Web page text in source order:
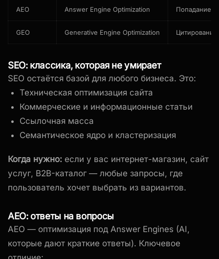
AEO Answer Engine Optimization Попадание в
GEO Generative Engine Optimization
SEO: классика, которая не умирает
SEO остаётся базой для любого бизнеса. Это:
Техническая оптимизация сайта
Коммерческие и информационные статьи
Ссылочная масса
Семантическое ядро и кластеризация
Когда нужно: если у вас интернет-магазин, сайт
услуг, B2B-каталог — любые запросы, где
пользователь хочет выбрать из вариантов.
AEO: ответы на вопросы
AEO — оптимизация под Answer Engines (AI,
которые дают краткие ответы). Ключевое